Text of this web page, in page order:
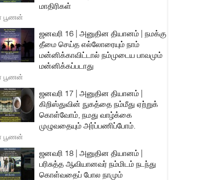
மாதிரிகள்
பூணன்
ஜனவரி 16 | அனுதின தியானம் | நமக்கு
தீமை செய்த எல்லோரையும் நாம்
மன்னிக்காவிட்டால் நம்முடைய பாவமும்
மன்னிக்கப்படாது
பூணன்
ஜனவரி 17 | அனுதின தியானம் |
கிறிஸ்துவின் நுகத்தை நம்மீது ஏற்றுக்
கொள்வோம், நமது வாழ்க்கை
முழுவதையும் அர்ப்பணிப்போம்.
பூணன்
ஜனவரி 18 | அனுதின தியானம் |
பரிசுத்த ஆவியானவர் நம்மிடம் நடந்து
கொள்வதைப் போல நாமும்